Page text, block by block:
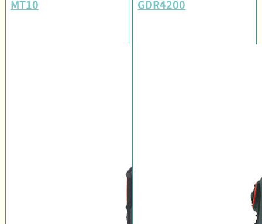
MT10 GDR4200